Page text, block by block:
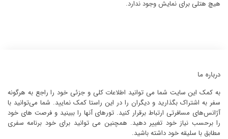
هیچ هتلی برای نمایش وجود ندارد.
درباره ما
به کمک این سایت شما می توانید اطلاعات کلی و جزئی خود را راجع به هرگونه
سفر به اشتراک بگذارید و دیگران را در این راستا کمک نمایید. شما می‌توانید با
آژانس‌های مسافرتی ارتباط برقرار کنید. تورهای آنها را ببینید و فرصت های خود
را برحسب نیاز خود تغییر دهید. همچنین می توانید برای خود برنامه سفری
مطابق با سلیقه خود داشته باشید.